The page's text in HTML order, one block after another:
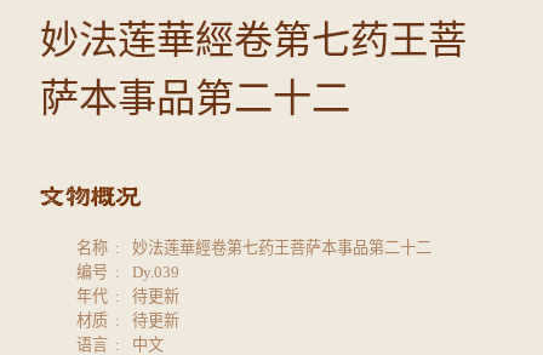
妙法莲華經卷第七药王菩
萨本事品第二十二
名称
妙法莲華經卷第七药王菩萨本事品第二十二
编号
Dy.039
年代
待更新
材质
待更新
语言
中文